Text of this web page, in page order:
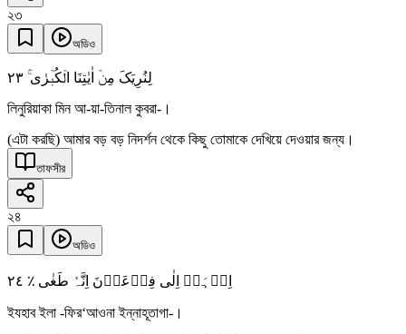
২৩
অডিও
لِنُرِیَکَ مِنۡ اٰیٰتِنَا الۡکُبۡرٰی ۚ ٢٣
লিনুরিয়াকা মিন আ-য়া-তিনাল কুবরা-।
(এটা করছি) আমার বড় বড় নিদর্শন থেকে কিছু তোমাকে দেখিয়ে দেওয়ার জন্য।
তাফসীর
২৪
অডিও
اِذۡہَبۡ اِلٰی فِرۡعَوۡنَ اِنَّہٗ طَغٰی ٪ ٢٤
ইযহাব ইলা -ফির‘আওনা ইন্নাহূতাগা-।